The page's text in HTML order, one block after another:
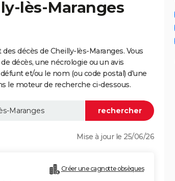
lès-Maranges
décès de Cheilly-lès-Maranges. Vous
décès, une nécrologie ou un avis
et/ou le nom (ou code postal) d'une
le moteur de recherche ci-dessous.
Mise à jour le 25/06/26
Créer une cagnotte obsèques